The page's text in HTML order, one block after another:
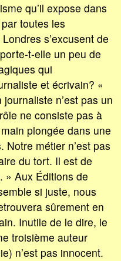
qu’il expose dans
toutes les
s’excusent de
t-elle un peu de
qui
et écrivain? «
n’est pas un
ne consiste pas à
plongée dans une
métier n’est pas
du tort. Il est de
» Aux Éditions de
si juste, nous
sûrement en
Inutile de le dire, le
troisième auteur
n’est pas innocent.